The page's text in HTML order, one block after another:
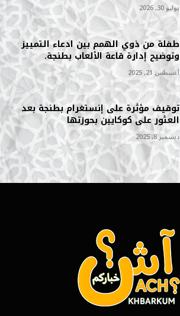
يوليو 30, 2026
طفلة من ذوي الهمم بين ادعاء التمييز
وتوضيح إدارة قاعة الألعاب بطنجة.
أغسطس 21, 2025
توقيف مؤثرة على إنستغرام بطنجة بعد
العثور على كوكايين بحوزتها
ديسمبر 8, 2025